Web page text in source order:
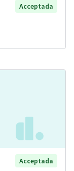
Acceptada
Acceptada